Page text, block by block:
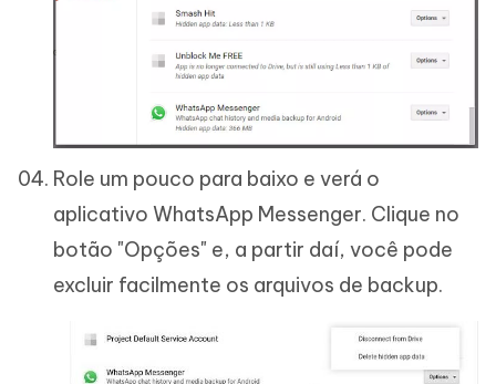
Role um pouco para baixo e verá o
aplicativo WhatsApp Messenger. Clique no
botão "Opções" e, a partir daí, você pode
excluir facilmente os arquivos de backup.